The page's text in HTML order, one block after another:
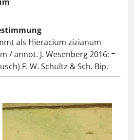
als Hieracium zizianum
/ annot. J. Wesenberg 2016: =
F. W. Schultz & Sch. Bip.